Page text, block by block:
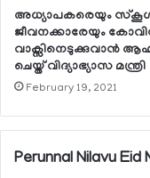
അധ്യാപകരെയും
ജീവനക്കാരേയും
വാക്സിനെടുക്കുവാന്‍
ചെയ്ത് വിദ്യാഭ്യാസ മന്ത്രി
February 19, 2021
Perunnal Nilavu Eid